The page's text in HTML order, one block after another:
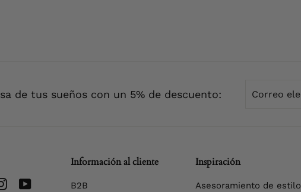
de tus sueños con un 5% de descuento:
electrónico
InstagramYouTube
Información al cliente
B2B
Inspiración
Asesoramiento de estilo